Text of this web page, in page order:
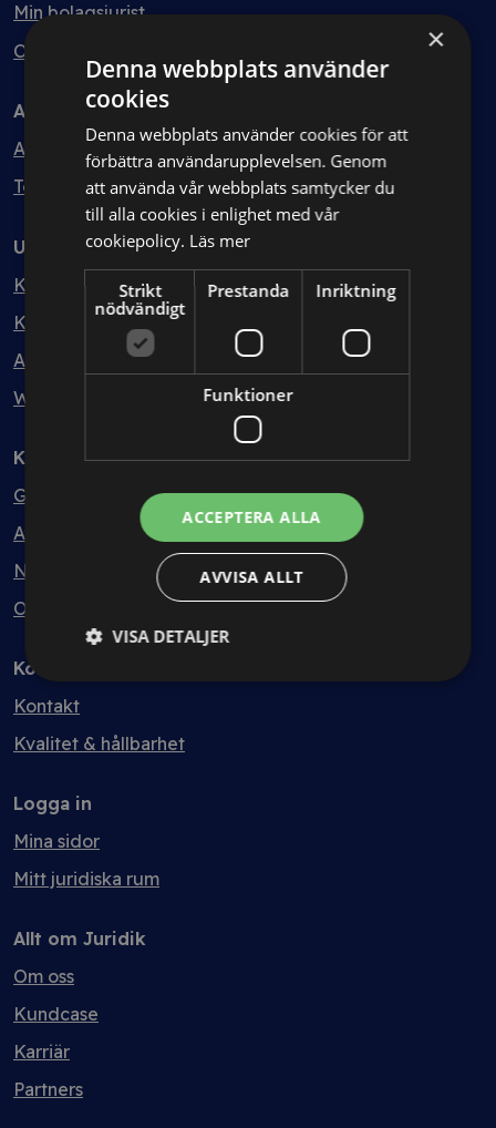
Min bolagsjurist
Ombud
Avtal
Avtalshantering
Testa kostnadsfritt
Utbildning
Kurser
Kurspaket
Abonnemang
Webbinarium
Kunskapsbank
Guider
Avtalsmallar
Nyheter
Ordlista
Kontakt
Kontakt
Kvalitet & hållbarhet
Logga in
Mina sidor
Mitt juridiska rum
Allt om Juridik
Om oss
Kundcase
Karriär
Partners
×
Denna webbplats använder
cookies
Denna webbplats använder cookies för att
förbättra användarupplevelsen. Genom
att använda vår webbplats samtycker du
till alla cookies i enlighet med vår
cookiepolicy. Läs mer
Strikt
nödvändigt
Prestanda Inriktning
Funktioner
ACCEPTERA ALLA
AVVISA ALLT
VISA DETALJER